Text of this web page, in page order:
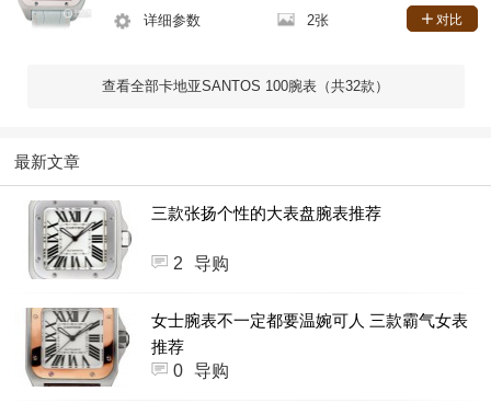
详细参数
2张 对比
查看全部卡地亚SANTOS 100腕表（共32款）
最新文章
三款张扬个性的大表盘腕表推荐
2 导购
女士腕表不一定都要温婉可人 三款霸气女表
推荐
0
导购